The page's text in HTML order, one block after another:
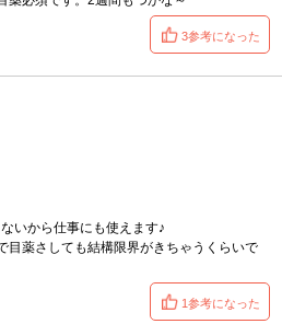
3参考になった
いから仕事にも使えます♪
目薬さしても結構限界がきちゃうくらいで
1参考になった